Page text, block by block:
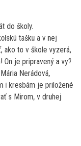
do školy.
tašku a v nej
ako to v škole vyzerá,
je pripravený a vy?
Nerádová,
i kresbám je priložené
s Mirom, v druhej